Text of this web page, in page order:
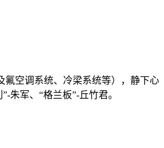
空调系统、冷梁系统等），静下心
朱军、“格兰板”-丘竹君。